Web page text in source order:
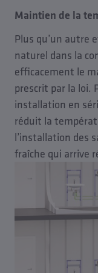
Maintien de la
Plus qu’un autre
naturel dans la
efficacement le
prescrit par la loi.
installation en
réduit la
l’installation des
fraîche qui arrive